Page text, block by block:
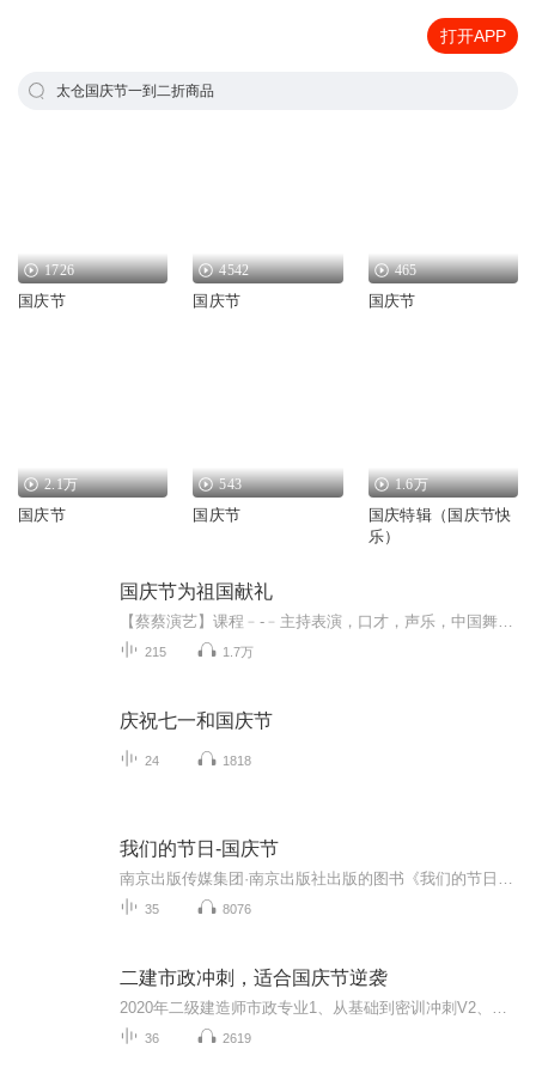
打开APP
太仓国庆节一到二折商品
1726
国庆节
4542
国庆节
465
国庆节
2.1万
国庆节
543
国庆节
1.6万
国庆特辑（国庆节快
乐）
国庆节为祖国献礼
215 1.7万
庆祝七一和国庆节
24 1818
我们的节日-国庆节
35 8076
二建市政冲刺，适合国庆节逆袭
36 2619